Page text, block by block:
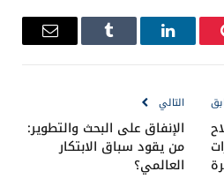
لينكدإن Tumblr
البريد
التالي
الإنفاق على البحث والتطوير:
من يقود سباق الابتكار
العالمي؟